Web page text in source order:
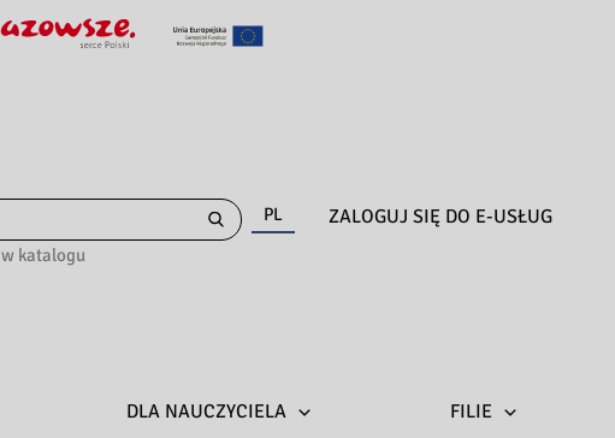
w katalogu
PL ZALOGUJ SIĘ DO E-USŁUG
DLA NAUCZYCIELA FILIE